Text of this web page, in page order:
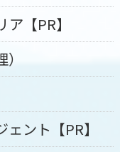
【PR】
ント【PR】